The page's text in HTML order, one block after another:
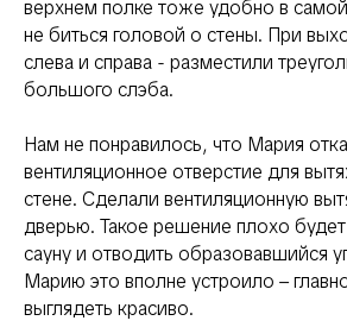
верхнем полке тоже удобно в
не биться головой о стены. При
слева и справа - разместили
большого слэба.
Нам не понравилось, что Мария
вентиляционное отверстие для
стене. Сделали вентиляционную
дверью. Такое решение плохо будет
сауну и отводить образовавшийся
Марию это вполне устроило –
выглядеть красиво.